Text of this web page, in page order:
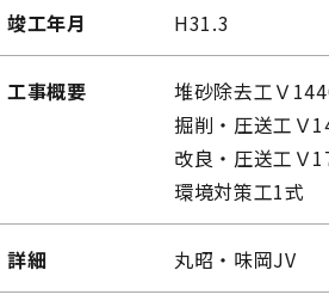
竣工年月 H31.3
工事概要
堆砂除去工Ｖ
掘削・圧送工Ｖ
改良・圧送工Ｖ
環境対策工1式
詳細 丸昭・味岡JV